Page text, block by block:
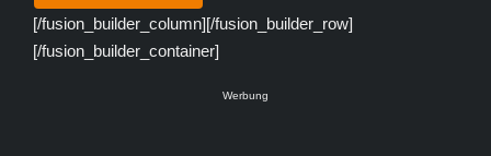
[/fusion_builder_column][/fusion_builder_row]
[/fusion_builder_container]
Werbung